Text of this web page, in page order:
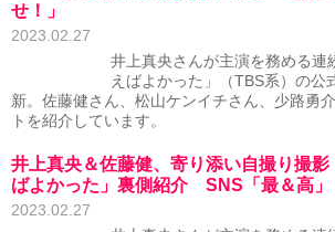
せ！」
2023.02.27
井上真央さんが主演を務める連
えばよかった」（TBS系）の公
新。佐藤健さん、松山ケンイチさん、少路勇
トを紹介しています。
井上真央＆佐藤健、寄り添い自撮り撮
ばよかった」裏側紹介 SNS「最＆高」
2023.02.27